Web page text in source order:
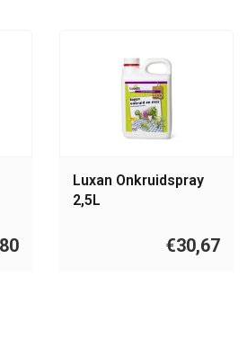
Luxan Onkruidspray
2,5L
€30,67